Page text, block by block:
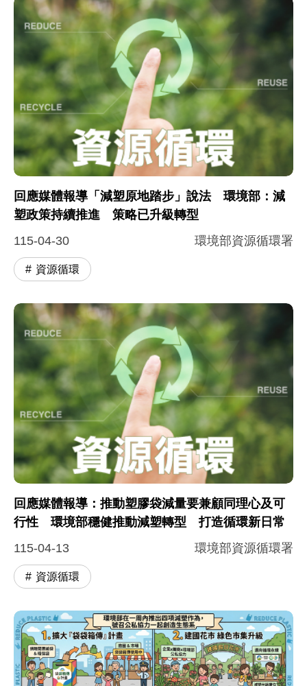
回應媒體報導「減塑原地踏步」說法 環境部：減
塑政策持續推進 策略已升級轉型
115-04-30
環境部資源循環署
資源循環
回應媒體報導：推動塑膠袋減量要兼顧同理心及可
行性 環境部穩健推動減塑轉型 打造循環新日常
115-04-13
環境部資源循環署
資源循環